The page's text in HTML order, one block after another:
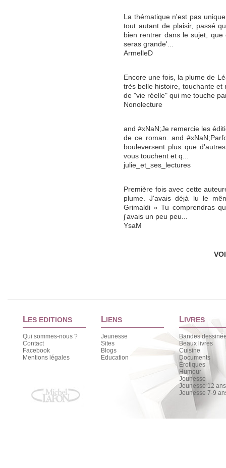
La thématique n'est pas
tout autant de plaisir, passé
bien rentrer dans le sujet,
seras grande'...
ArmelleD
Encore une fois, la plume de
très belle histoire, touchante et
de "vie réelle" qui me touche
Nonolecture
and #xNaN;Je remercie les
de ce roman. and
bouleversent plus que
vous touchent et q...
julie_et_ses_lectures
Première fois avec cette
plume. J'avais déjà lu le
Grimaldi « Tu comprendras
j'avais un peu peu...
YsaM
LES EDITIONS
Qui sommes-nous ?
Contact
Facebook
Mentions légales
LIENS
Jeunesse
Sites
Blogs
Education
LIVRES
Bandes
Beaux livres
Cuisine
Documents
Érotiques
Humour
Jeunesse
Jeunesse 12
Jeunesse 7-9